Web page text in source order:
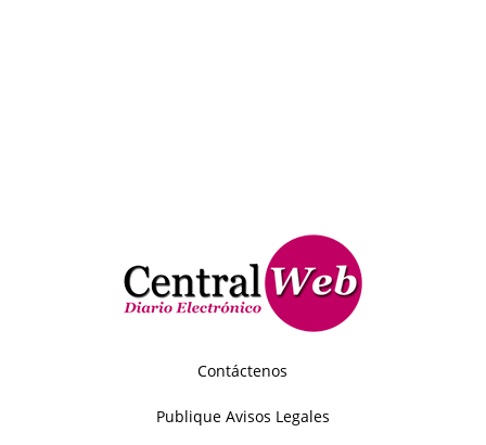
Contáctenos
Publique Avisos Legales